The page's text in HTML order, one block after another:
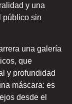
y una
público sin
una galería
que
y profundidad
máscara: es
desde el